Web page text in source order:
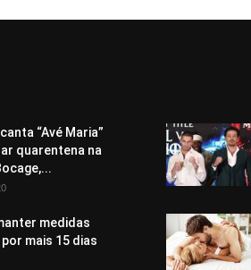
“Avé Maria”
quarentena na
medidas
mais 15 dias